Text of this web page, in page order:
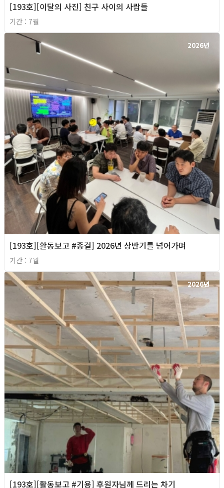
[193호][이달의 사진] 친구 사이의 사람들
기간 : 7월
2026년
[193호][활동보고 #종걸] 2026년 상반기를 넘어가며
기간 : 7월
2026년
[193호][활동보고 #기용] 후원자님께 드리는 차기